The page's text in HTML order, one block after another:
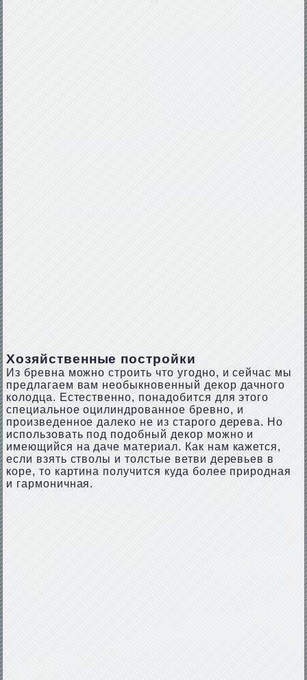
Хозяйственные постройки
Из бревна можно строить что угодно, и сейчас мы
предлагаем вам необыкновенный декор дачного
колодца. Естественно, понадобится для этого
специальное оцилиндрованное бревно, и
произведенное далеко не из старого дерева. Но
использовать под подобный декор можно и
имеющийся на даче материал. Как нам кажется,
если взять стволы и толстые ветви деревьев в
коре, то картина получится куда более природная
и гармоничная.